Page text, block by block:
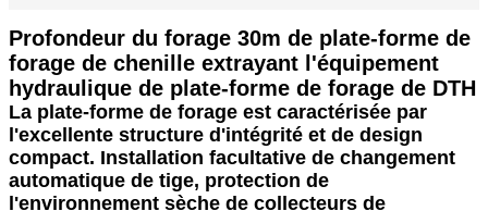
Profondeur du forage 30m de plate-forme de
forage de chenille extrayant l'équipement
hydraulique de plate-forme de forage de DTH
La plate-forme de forage est caractérisée par
l'excellente structure d'intégrité et de design
compact. Installation facultative de changement
automatique de tige, protection de
l'environnement sèche de collecteurs de